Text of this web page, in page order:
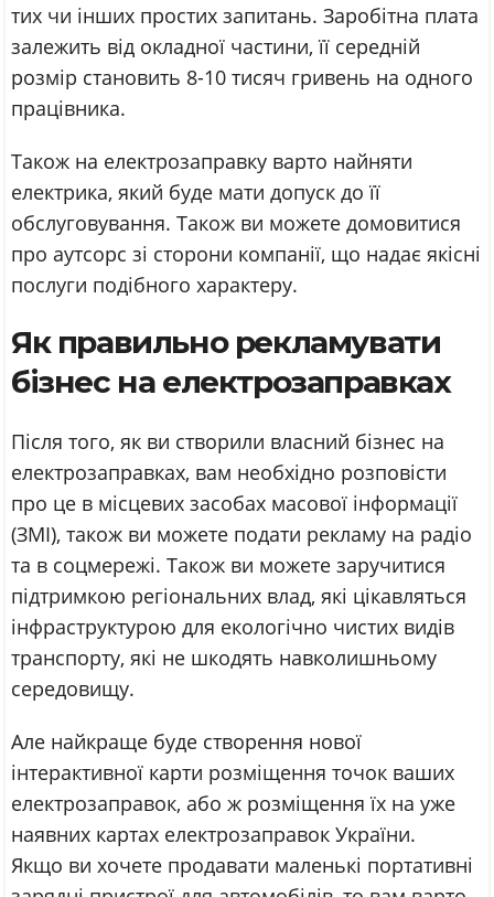
тих чи інших простих запитань. Заробітна плата
залежить від окладної частини, її середній
розмір становить 8-10 тисяч гривень на одного
працівника.
Також на електрозаправку варто найняти
електрика, який буде мати допуск до її
обслуговування. Також ви можете домовитися
про аутсорс зі сторони компанії, що надає якісні
послуги подібного характеру.
Як правильно рекламувати
бізнес на електрозаправках
Після того, як ви створили власний бізнес на
електрозаправках, вам необхідно розповісти
про це в місцевих засобах масової інформації
(ЗМІ), також ви можете подати рекламу на радіо
та в соцмережі. Також ви можете заручитися
підтримкою регіональних влад, які цікавляться
інфраструктурою для екологічно чистих видів
транспорту, які не шкодять навколишньому
середовищу.
Але найкраще буде створення нової
інтерактивної карти розміщення точок ваших
електрозаправок, або ж розміщення їх на уже
наявних картах електрозаправок України.
Якщо ви хочете продавати маленькі портативні